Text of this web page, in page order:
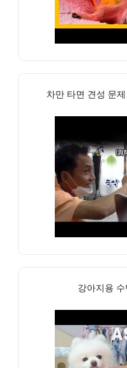
차만 타면 견성 문
강아지용